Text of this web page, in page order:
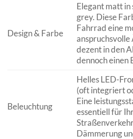
Design & Farbe
Elegant matt
grey. Diese
Fahrrad eine
anspruchsvolle
dezent in den
dennoch einen
Beleuchtung
Helles LED-
(oft integriert
Eine
essentiell für
Dämmerung